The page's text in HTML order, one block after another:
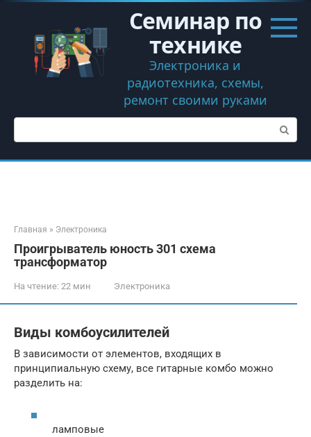
Перейти
контенту
Семинар по
технике
Электроника и
радиотехника, схемы,
ремонт своими руками
Поиск:
Главная » Электроника
Проигрыватель юность 301 схема
трансформатор
На чтение: 22 мин Электроника
Виды комбоусилителей
В зависимости от элементов, входящих в
принципиальную схему, все гитарные комбо можно
разделить на:
ламповые